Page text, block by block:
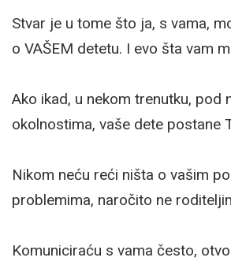
Stvar je u tome što ja, s vama,
o VAŠEM detetu. I evo šta vam
Ako ikad, u nekom trenutku, pod
okolnostima, vaše dete postane
Nikom neću reći ništa o vašim
problemima, naročito ne
Komuniciraću s vama često,